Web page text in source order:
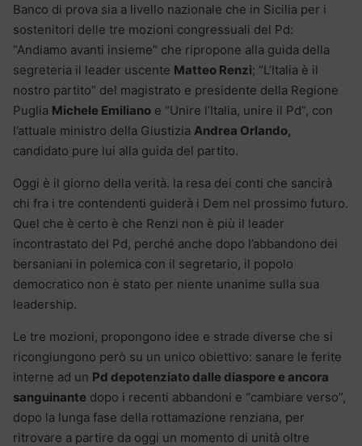
Banco di prova sia a livello nazionale che in Sicilia per i
sostenitori delle tre mozioni congressuali del Pd:
“Andiamo avanti insieme” che ripropone alla guida della
segreteria il leader uscente Matteo Renzi; “L’Italia è il
nostro partito” del magistrato e presidente della Regione
Puglia Michele Emiliano e “Unire l’Italia, unire il Pd”, con
l’attuale ministro della Giustizia Andrea Orlando,
candidato pure lui alla guida del partito.
Oggi è il giorno della verità. la resa dei conti che sancirà
chi fra i tre contendenti guiderà i Dem nel prossimo futuro.
Quel che è certo è che Renzi non è più il leader
incontrastato del Pd, perché anche dopo l’abbandono dei
bersaniani in polemica con il segretario, il popolo
democratico non è stato per niente unanime sulla sua
leadership.
Le tre mozioni, propongono idee e strade diverse che si
ricongiungono però su un unico obiettivo: sanare le ferite
interne ad un Pd depotenziato dalle diaspore e ancora
sanguinante dopo i recenti abbandoni e “cambiare verso”,
dopo la lunga fase della rottamazione renziana, per
ritrovare a partire da oggi un momento di unità oltre